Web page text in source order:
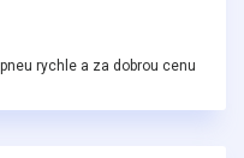
rychle a za dobrou cenu